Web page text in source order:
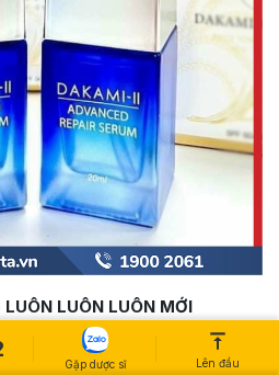
LUÔN LUÔN MỚI
Gặp dược sĩ Lên đầu